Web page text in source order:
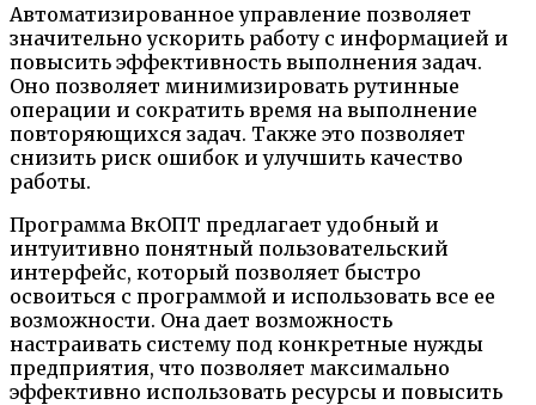
Автоматизированное управление позволяет
значительно ускорить работу с информацией и
повысить эффективность выполнения задач.
Оно позволяет минимизировать рутинные
операции и сократить время на выполнение
повторяющихся задач. Также это позволяет
снизить риск ошибок и улучшить качество
работы.
Программа ВкОПТ предлагает удобный и
интуитивно понятный пользовательский
интерфейс, который позволяет быстро
освоиться с программой и использовать все ее
возможности. Она дает возможность
настраивать систему под конкретные нужды
предприятия, что позволяет максимально
эффективно использовать ресурсы и повысить